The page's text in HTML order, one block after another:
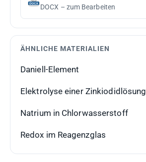
DOCX – zum Bearbeiten
ÄHNLICHE MATERIALIEN
Daniell-Element
Elektrolyse einer Zinkiodidlösung
Natrium in Chlorwasserstoff
Redox im Reagenzglas